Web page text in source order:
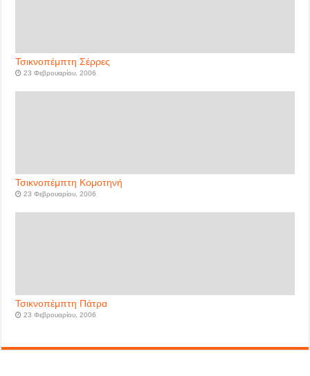
Τσικνοπέμπτη Σέρρες
23 Φεβρουαρίου, 2006
Τσικνοπέμπτη Κομοτηνή
23 Φεβρουαρίου, 2006
Τσικνοπέμπτη Πάτρα
23 Φεβρουαρίου, 2006